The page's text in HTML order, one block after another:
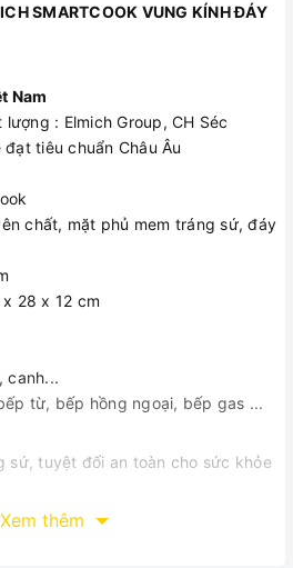
SMARTCOOK VUNG KÍNH ĐÁY
Nam
: Elmich Group, CH Séc
tiêu chuẩn Châu Âu
chất, mặt phủ mem tráng sứ, đáy
28 x 12 cm
canh...
từ, bếp hồng ngoại, bếp gas ...
sứ, tuyệt đối an toàn cho sức khỏe
dụng dầu mỡ
Xem thêm